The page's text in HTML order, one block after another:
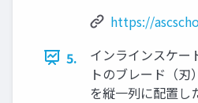
https://
5.
インラインスケー
トのブレード（刃
を縦一列に配置し